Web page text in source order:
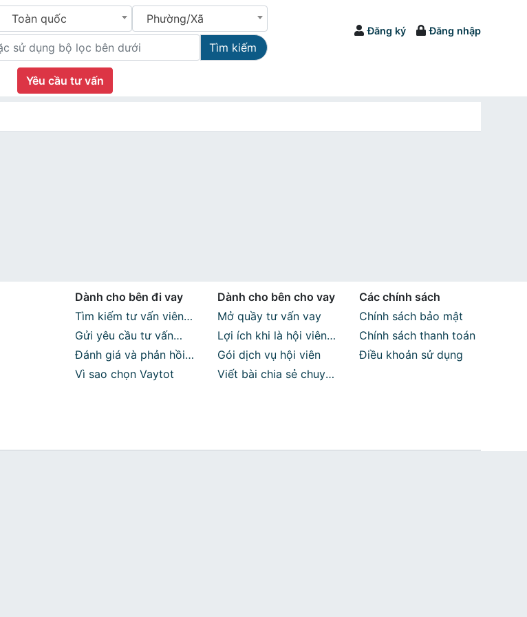
Toàn quốc Phường/Xã
Tìm kiếm
Yêu cầu tư vấn
Đăng ký Đăng nhập
Dành cho bên đi vay
Tìm kiếm tư vấn viên
phù hợp
Gửi yêu cầu tư vấn
miễn phí
Đánh giá và phản hồi
sau khi sử dụng dịch
Vì sao chọn Vaytot
Dành cho bên cho vay
Mở quầy tư vấn vay
Lợi ích khi là hội viên
Vaytot
Gói dịch vụ hội viên
Viết bài chia sẻ chuyên
Các chính sách
Chính sách bảo mật
Chính sách thanh toán
Điều khoản sử dụng